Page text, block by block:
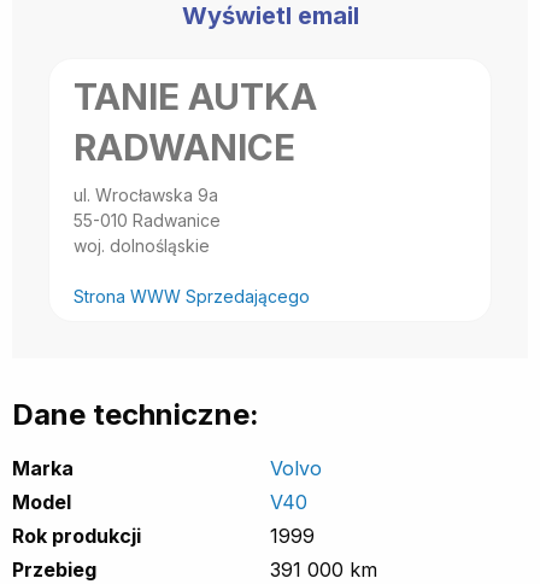
Wyświetl email
TANIE AUTKA
RADWANICE
ul. Wrocławska 9a
55-010 Radwanice
woj. dolnośląskie
Strona WWW Sprzedającego
Dane techniczne:
Marka
Volvo
Model
V40
Rok produkcji
1999
Przebieg
391 000 km